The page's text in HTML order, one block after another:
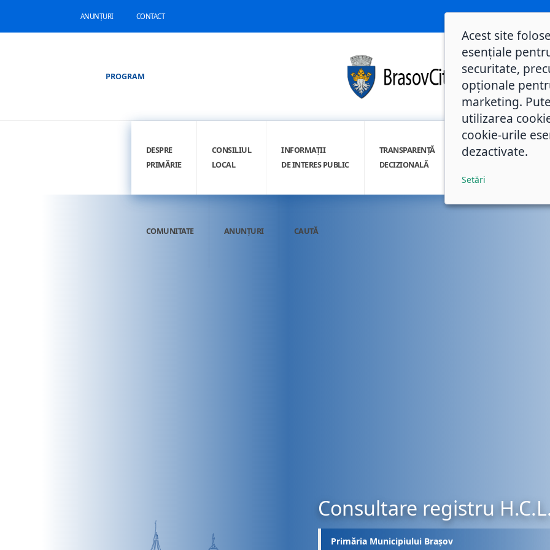
ANUNȚURI CONTACT
PROGRAM
DESPRE
PRIMĂRIE
CONSILIUL
LOCAL
INFORMAȚII
DE INTERES PUBLIC
TRANSPARENȚĂ
DECIZIONALĂ
INTEGRITATE
COMUNITATE ANUNȚURI CAUTĂ
Consultare registru
Primăria Municipiului Brașov
Acest site
esențiale
securitate,
opționale
marketing.
utilizarea
cookie-urile
dezactivate.
Setări